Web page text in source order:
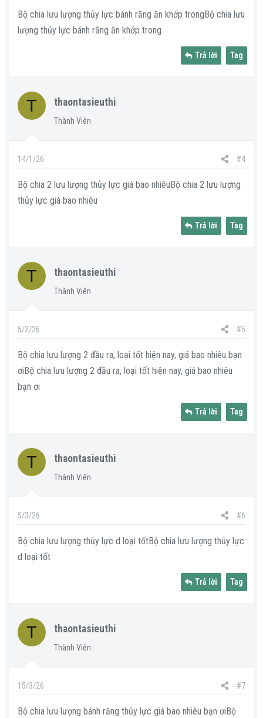
Bộ chia lưu lượng thủy lực bánh răng ăn khớp trongBộ chia lưu
lượng thủy lực bánh răng ăn khớp trong
Trả lời Tag
T thaontasieuthi
Thành Viên
14/1/26 #4
Bộ chia 2 lưu lượng thủy lực giá bao nhiêuBộ chia 2 lưu lượng
thủy lực giá bao nhiêu
Trả lời Tag
T thaontasieuthi
Thành Viên
5/2/26 #5
Bộ chia lưu lượng 2 đầu ra, loại tốt hiện nay, giá bao nhiêu bạn
ơiBộ chia lưu lượng 2 đầu ra, loại tốt hiện nay, giá bao nhiêu
bạn ơi
Trả lời Tag
T thaontasieuthi
Thành Viên
5/3/26 #6
Bộ chia lưu lượng thủy lực d loại tốtBộ chia lưu lượng thủy lực
d loại tốt
Trả lời Tag
T thaontasieuthi
Thành Viên
15/3/26 #7
Bộ chia lưu lượng bánh răng thủy lực giá bao nhiêu bạn ơiBộ